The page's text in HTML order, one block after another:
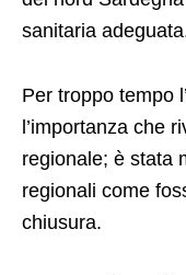
sanitaria
Per troppo tempo
l’importanza che
regionale; è stata
regionali come
chiusura.